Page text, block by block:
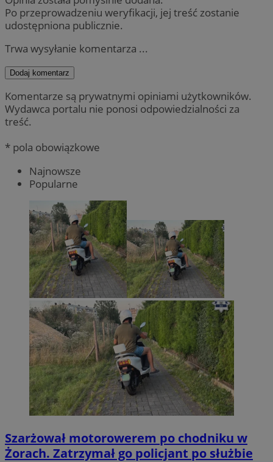
Po przeprowadzeniu weryfikacji, jej treść zostanie
udostępniona publicznie.
Trwa wysyłanie komentarza ...
Dodaj komentarz
Komentarze są prywatnymi opiniami użytkowników.
Wydawca portalu nie ponosi odpowiedzialności za
treść.
* pola obowiązkowe
Najnowsze
Popularne
Szarżował motorowerem po chodniku w
Żorach. Zatrzymał go policjant po służbie